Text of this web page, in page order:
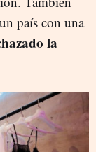
país con una
la